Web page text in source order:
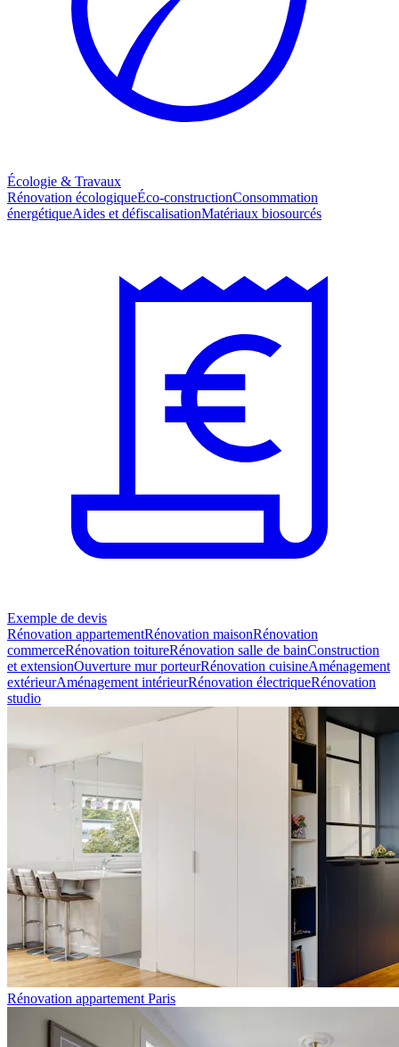
Écologie & Travaux
Rénovation écologiqueÉco-constructionConsommation
énergétiqueAides et défiscalisationMatériaux biosourcés
Exemple de devis
Rénovation appartementRénovation maisonRénovation
commerceRénovation toitureRénovation salle de bainConstruction
et extensionOuverture mur porteurRénovation cuisineAménagement
extérieurAménagement intérieurRénovation électriqueRénovation
studio
Rénovation appartement Paris